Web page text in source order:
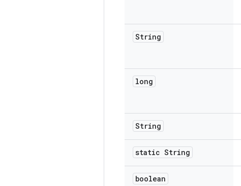
String
long
String
static String
boolean